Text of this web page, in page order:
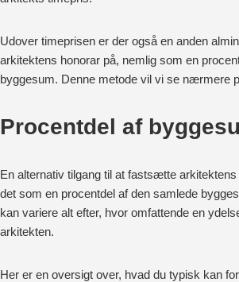
Udover timeprisen er der også en anden
arkitektens honorar på, nemlig som en
byggesum. Denne metode vil vi se nærmere
Procentdel af
En alternativ tilgang til at fastsætte
det som en procentdel af den samlede
kan variere alt efter, hvor omfattende en
arkitekten.
Her er en oversigt over, hvad du typisk kan